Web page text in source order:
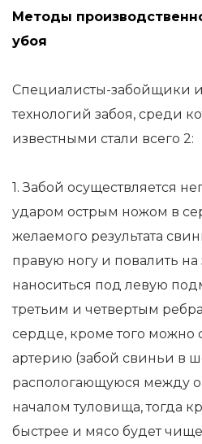
Методы
убоя
Специалисты-забойщики
технологий забоя, среди
известными стали всего 2:
1. Забой осуществляется
ударом острым ножом в
желаемого результата
правую ногу и повалить
наноситься под левую
третьим и четвертым
сердце, кроме того можно
артерию (забой свиньи в
распологающуюся между
началом туловища, тогда
быстрее и мясо будет